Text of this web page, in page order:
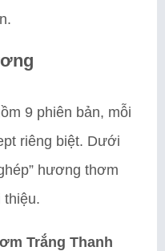
9 phiên bản, mỗi
riêng biệt. Dưới
hương thơm
thiệu.
Trắng Thanh